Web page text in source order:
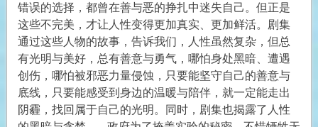
错误的选择，都曾在善与恶的挣扎中迷失自己。但正是
这些不完美，才让人性变得更加真实、更加鲜活。剧集
通过这些人物的故事，告诉我们，人性虽然复杂，但总
有光明与美好，总有善意与勇气，哪怕身处黑暗、遭遇
创伤，哪怕被邪恶力量侵蚀，只要能坚守自己的善意与
底线，只要能感受到身边的温暖与陪伴，就一定能走出
阴霾，找回属于自己的光明。同时，剧集也揭露了人性